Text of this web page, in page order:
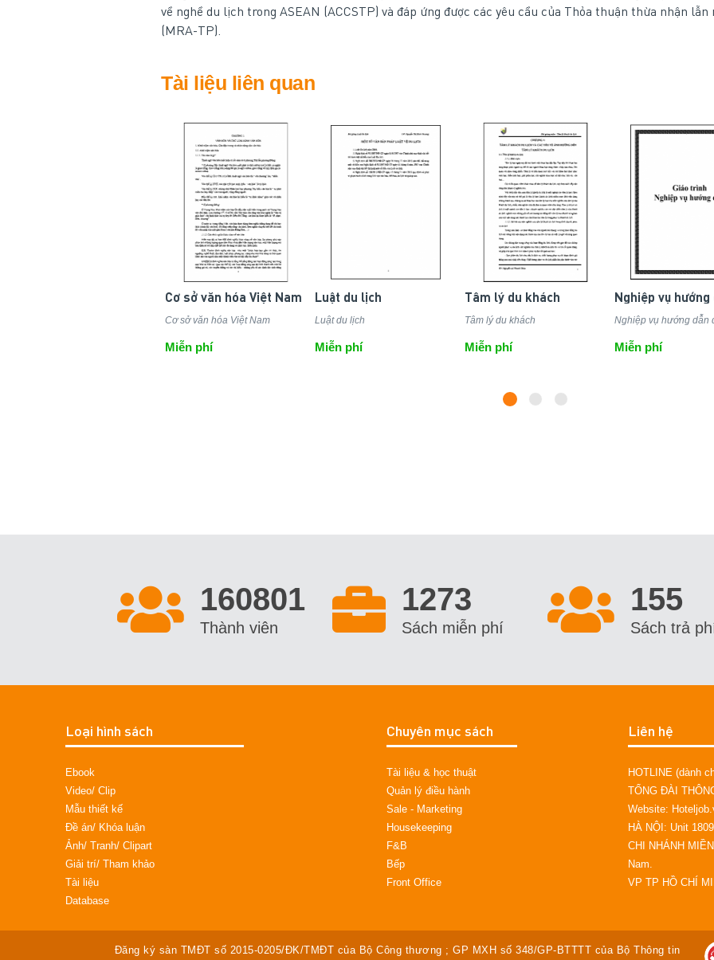
về nghề du lịch trong ASEAN (ACCSTP) và đáp ứng được các yêu cầu của Thỏa thuận thừa nhận
(MRA-TP).
Tài liệu liên quan
Cơ sở văn hóa Việt Nam
Cơ sở văn hóa Việt Nam
Miễn phí
Luật du lịch
Luật du lịch
Miễn phí
Tâm lý du khách
Tâm lý du khách
Miễn phí
Nghiệp vụ hướng dẫn
Miễn phí
186001
Thành viên
1273
Sách miễn phí
155
Sách trả
Loại hình sách
Ebook
Video/ Clip
Mẫu thiết kế
Đề án/ Khóa luận
Ảnh/ Tranh/ Clipart
Giải trí/ Tham khảo
Tài liệu
Database
Chuyên mục sách
Tài liệu & học thuật
Quản lý điều hành
Sale - Marketing
Housekeeping
F&B
Bếp
Front Office
Liên hệ
HOTLINE (dành
TỔNG ĐÀI
Website:
HÀ NỘI: Unit
CHI NHÁNH
Nam.
VP TP HỒ CHÍ
Đăng ký sàn TMĐT số 2015-0205/ĐK/TMĐT của Bộ Công thương ; GP MXH số 348/GP-BTTTT của Bộ Thông tin